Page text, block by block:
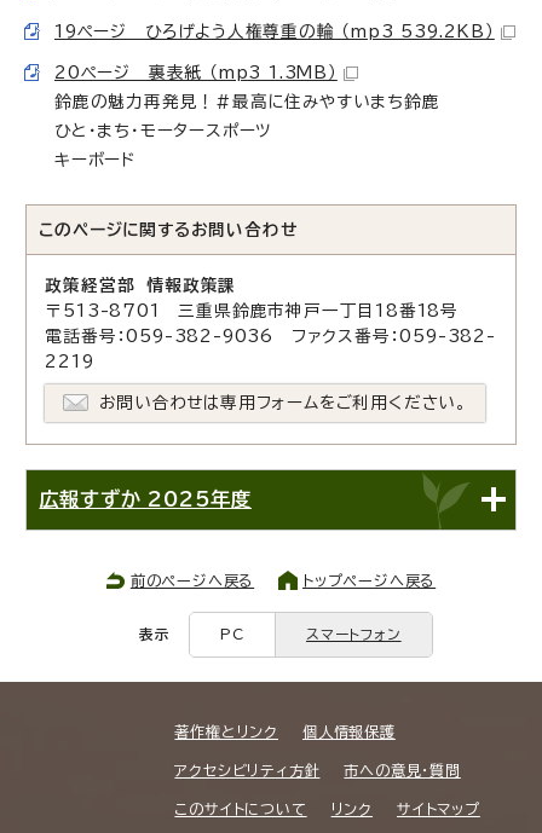
19ページ ひろげよう人権尊重の輪 （mp3 539.2KB）
20ページ 裏表紙 （mp3 1.3MB）
鈴鹿の魅力再発見！#最高に住みやすいまち鈴鹿
ひと・まち・モータースポーツ
キーボード
このページに関する お問い合わせ
政策経営部 情報政策課
〒513-8701 三重県鈴鹿市神戸一丁目18番18号
電話番号：059-382-9036 ファクス番号：059-382-
2219
お問い合わせは専用フォームをご利用ください。
広報すずか 2025年度
前のページへ戻る トップページへ戻る
表示 PC スマートフォン
著作権とリンク 個人情報保護
アクセシビリティ方針 市への意見・質問
このサイトについて リンク サイトマップ